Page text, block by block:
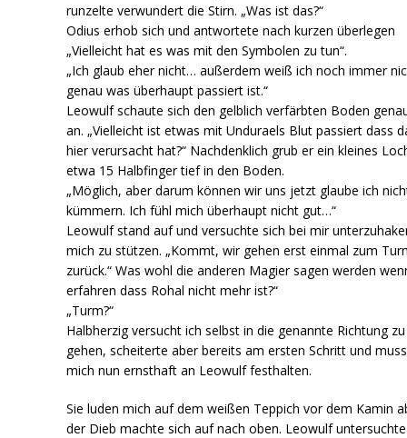
runzelte verwundert die Stirn. „Was ist das?“
Odius erhob sich und antwortete nach kurzen überlegen
„Vielleicht hat es was mit den Symbolen zu tun“.
„Ich glaub eher nicht… außerdem weiß ich noch immer
genau was überhaupt passiert ist.“
Leowulf schaute sich den gelblich verfärbten Boden
an. „Vielleicht ist etwas mit Unduraels Blut passiert dass
hier verursacht hat?“ Nachdenklich grub er ein kleines
etwa 15 Halbfinger tief in den Boden.
„Möglich, aber darum können wir uns jetzt glaube ich
kümmern. Ich fühl mich überhaupt nicht gut…“
Leowulf stand auf und versuchte sich bei mir
mich zu stützen. „Kommt, wir gehen erst einmal zum
zurück.“ Was wohl die anderen Magier sagen werden
erfahren dass Rohal nicht mehr ist?“
„Turm?“
Halbherzig versucht ich selbst in die genannte Richtung zu
gehen, scheiterte aber bereits am ersten Schritt und muss
mich nun ernsthaft an Leowulf festhalten.
Sie luden mich auf dem weißen Teppich vor dem Kamin
der Dieb machte sich auf nach oben. Leowulf untersuchte